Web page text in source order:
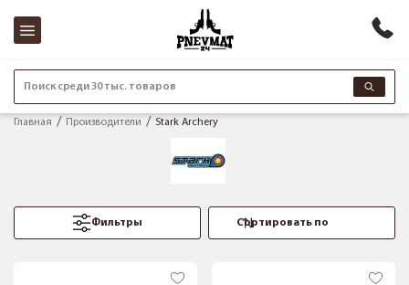
Поиск среди 30 тыс. товаров
Главная Производители Stark Archery
Фильтры